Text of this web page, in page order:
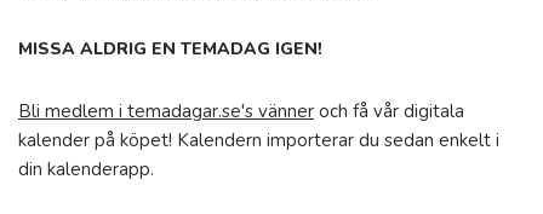
MISSA ALDRIG EN TEMADAG IGEN!
Bli medlem i temadagar.se's vänner och få vår digitala
kalender på köpet! Kalendern importerar du sedan enkelt i
din kalenderapp.